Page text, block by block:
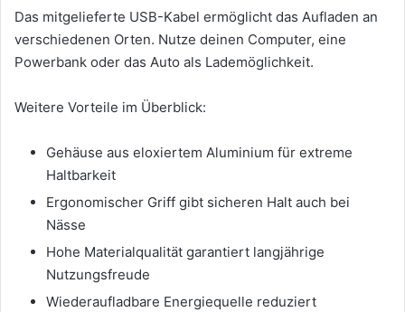
Das mitgelieferte USB-Kabel ermöglicht das Aufladen an
verschiedenen Orten. Nutze deinen Computer, eine
Powerbank oder das Auto als Lademöglichkeit.
Weitere Vorteile im Überblick:
Gehäuse aus eloxiertem Aluminium für extreme
Haltbarkeit
Ergonomischer Griff gibt sicheren Halt auch bei
Nässe
Hohe Materialqualität garantiert langjährige
Nutzungsfreude
Wiederaufladbare Energiequelle reduziert